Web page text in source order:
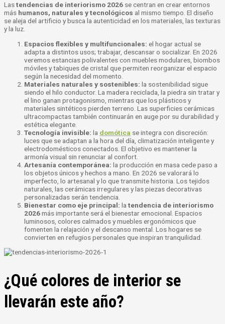
Lastendencias de interiorismo 2026 se centran en crear entornos
más humanos, naturales y tecnológicos al mismo tiempo. El diseño
se aleja del artificio y busca la autenticidad en los materiales, las texturas
y la luz.
Espacios flexibles y multifuncionales: el hogar actual se
adapta a distintos usos; trabajar, descansar o socializar. En 2026
veremos estancias polivalentes con muebles modulares, biombos
móviles y tabiques de cristal que permiten reorganizar el espacio
según la necesidad del momento.
Materiales naturales y sostenibles: la sostenibilidad sigue
siendo el hilo conductor. La madera reciclada, la piedra sin tratar y
el lino ganan protagonismo, mientras que los plásticos y
materiales sintéticos pierden terreno. Las superficies cerámicas
ultracompactas también continuarán en auge por su durabilidad y
estética elegante.
Tecnología invisible: la domótica se integra con discreción:
luces que se adaptan a la hora del día, climatización inteligente y
electrodomésticos conectados. El objetivo es mantener la
armonía visual sin renunciar al confort.
Artesanía contemporánea: la producción en masa cede paso a
los objetos únicos y hechos a mano. En 2026 se valorará lo
imperfecto, lo artesanal y lo que transmite historia. Los tejidos
naturales, las cerámicas irregulares y las piezas decorativas
personalizadas serán tendencia.
Bienestar como eje principal: la tendencia de interiorismo
2026más importante será el bienestar emocional. Espacios
luminosos, colores calmados y muebles ergonómicos que
fomenten la relajación y el descanso mental. Los hogares se
convierten en refugios personales que inspiran tranquilidad.
¿Qué colores de interior se
llevarán este año?